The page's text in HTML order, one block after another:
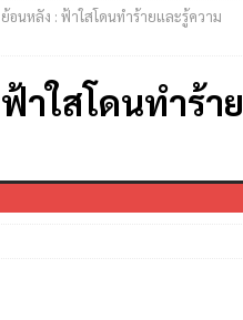
ย้อนหลัง : ฟ้าใสโดนทำร้ายและรู้ความ
าใสโดนทำร้าย